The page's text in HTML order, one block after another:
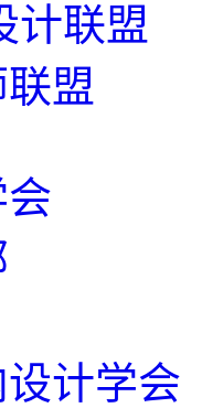
计联盟
盟
计学会